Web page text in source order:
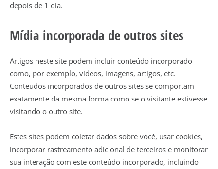
depois de 1 dia.
Mídia incorporada de outros sites
Artigos neste site podem incluir conteúdo incorporado
como, por exemplo, vídeos, imagens, artigos, etc.
Conteúdos incorporados de outros sites se comportam
exatamente da mesma forma como se o visitante estivesse
visitando o outro site.
Estes sites podem coletar dados sobre você, usar cookies,
incorporar rastreamento adicional de terceiros e monitorar
sua interação com este conteúdo incorporado, incluindo